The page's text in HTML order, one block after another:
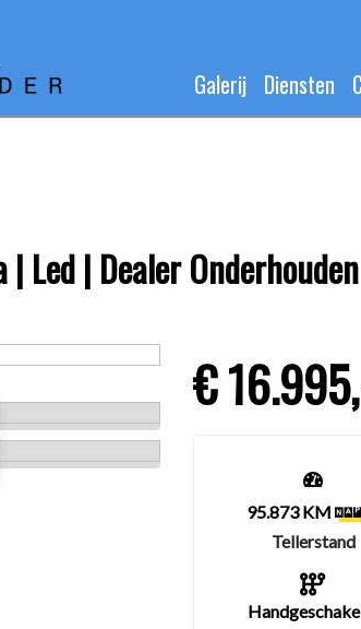
Galerij Diensten
Led | Dealer Onderhouden
€
95.873 KM
Tellerstand